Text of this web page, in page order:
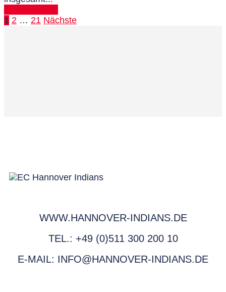
1 2 … 21 Nächste
WWW.HANNOVER-INDIANS.DE
TEL.: +49 (0)511 300 200 10
E-MAIL: INFO@HANNOVER-INDIANS.DE